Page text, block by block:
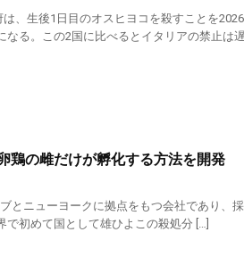
、生後1日目のオスヒヨコを殺すことを
なる。この2国に比べるとイタリアの禁止は
鶏の雌だけが孵化する方法を開発
とニューヨークに拠点をもつ会社であり、
で初めて国として雄ひよこの殺処分 […]